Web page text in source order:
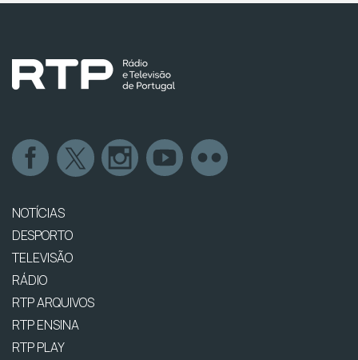
NOTÍCIAS
DESPORTO
TELEVISÃO
RÁDIO
RTP ARQUIVOS
RTP ENSINA
RTP PLAY